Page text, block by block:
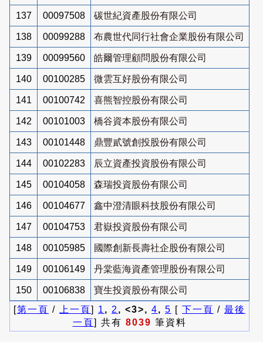
137 00097508 碳世紀資產股份有限公司
138 00099288 布農世代同行社會企業股份有限公司
139 00099560 皓爾管理顧問股份有限公司
140 00100285 微雲互好股份有限公司
141 00100742 喜熊智控股份有限公司
142 00101003 橋谷資本股份有限公司
143 00101448 鼎豐貳號創投股份有限公司
144 00102283 辰立資產投資股份有限公司
145 00104058 森瑞投資股份有限公司
146 00104677 鑫中澄清眼科技股份有限公司
147 00104753 君嶽投資股份有限公司
148 00105985 國際創新長壽社企股份有限公司
149 00106149 丹棠藍海資產管理股份有限公司
150 00106838
寶生投資股份有限公司
[第一頁 / 上一頁] 1 , 2 , <3>, 4, 5 [ 下一頁 / 最後
一頁] 共有 8039 筆資料